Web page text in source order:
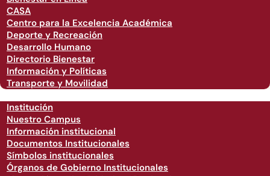
CASA
Centro para la Excelencia Académica
Deporte y Recreación
Desarrollo Humano
Directorio Bienestar
Información y Políticas
Transporte y Movilidad
Institución
Nuestro Campus
Información institucional
Documentos Institucionales
Símbolos institucionales
Órganos de Gobierno Institucionales